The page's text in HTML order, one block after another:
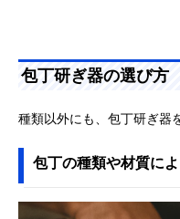
包丁研ぎ器の選び方
種類以外にも、包丁研ぎ器
包丁の種類や材質に